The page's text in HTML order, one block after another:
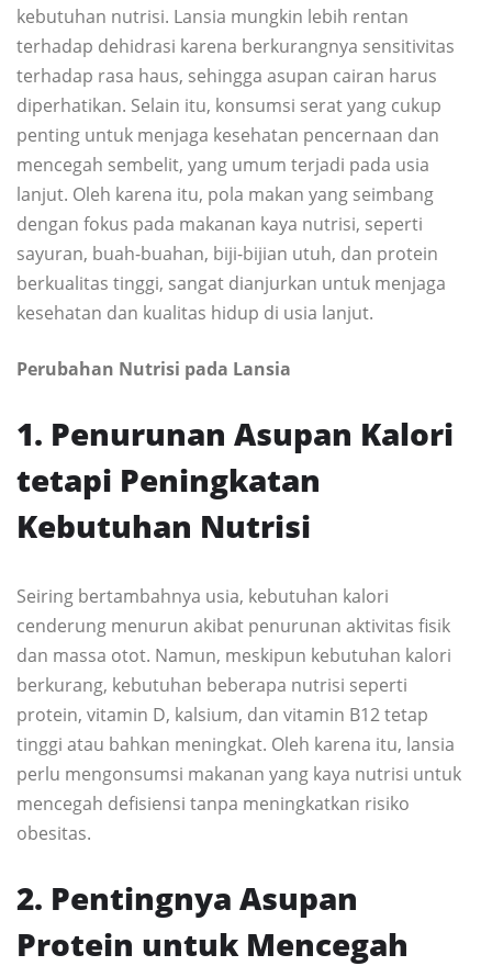
kebutuhan nutrisi. Lansia mungkin lebih rentan
terhadap dehidrasi karena berkurangnya sensitivitas
terhadap rasa haus, sehingga asupan cairan harus
diperhatikan. Selain itu, konsumsi serat yang cukup
penting untuk menjaga kesehatan pencernaan dan
mencegah sembelit, yang umum terjadi pada usia
lanjut. Oleh karena itu, pola makan yang seimbang
dengan fokus pada makanan kaya nutrisi, seperti
sayuran, buah-buahan, biji-bijian utuh, dan protein
berkualitas tinggi, sangat dianjurkan untuk menjaga
kesehatan dan kualitas hidup di usia lanjut.
Perubahan Nutrisi pada Lansia
1. Penurunan Asupan Kalori
tetapi Peningkatan
Kebutuhan Nutrisi
Seiring bertambahnya usia, kebutuhan kalori
cenderung menurun akibat penurunan aktivitas fisik
dan massa otot. Namun, meskipun kebutuhan kalori
berkurang, kebutuhan beberapa nutrisi seperti
protein, vitamin D, kalsium, dan vitamin B12 tetap
tinggi atau bahkan meningkat. Oleh karena itu, lansia
perlu mengonsumsi makanan yang kaya nutrisi untuk
mencegah defisiensi tanpa meningkatkan risiko
obesitas.
2. Pentingnya Asupan
Protein untuk Mencegah